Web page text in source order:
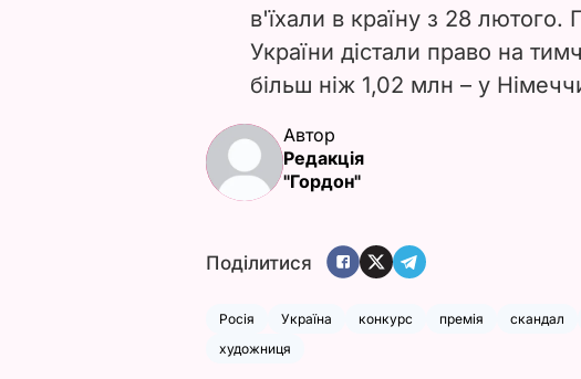
в'їхали в країну з 28 лютого.
України дістали право на
більш ніж 1,02 млн – у
Автор
Редакція
"Гордон"
Поділитися
Росія Україна конкурс премія скандал
художниця